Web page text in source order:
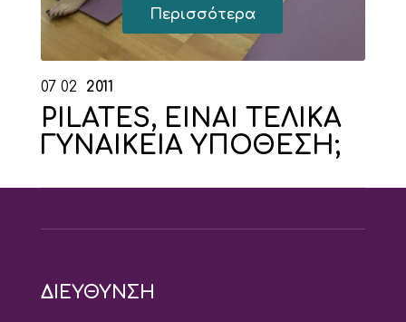
Περισσότερα
07 02 2011
PILATES, ΕΙΝΑΙ ΤΕΛΙΚΑ
ΓΥΝΑΙΚΕΙΑ ΥΠΟΘΕΣΗ;
ΔΙΕΥΘΥΝΣΗ